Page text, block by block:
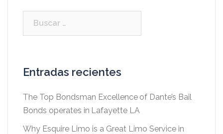
Buscar:
Entradas recientes
The Top Bondsman Excellence of Dante’s Bail
Bonds operates in Lafayette LA
Why Esquire Limo is a Great Limo Service in